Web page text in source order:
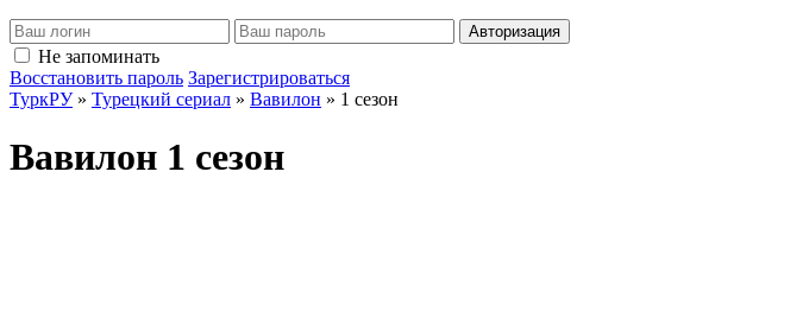
Авторизация
Не запоминать
Восстановить пароль Зарегистрироваться
ТуркРУ» Турецкий сериал » Вавилон » 1 сезон
Вавилон 1 сезон